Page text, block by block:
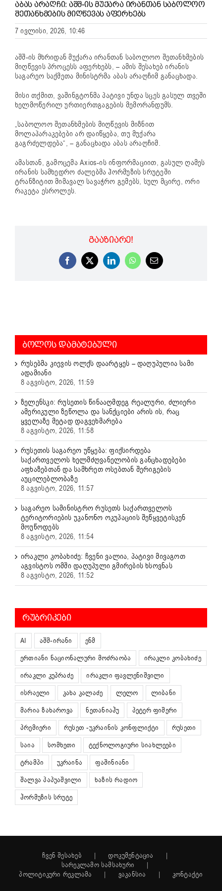
ᲐᲑᲐᲡ ᲐᲠᲐᲦᲩᲘ: ᲐᲨᲨ-ᲘᲡ ᲛᲣᲥᲐᲠᲐ ᲘᲠᲐᲜᲗᲐᲜ ᲡᲐᲑᲝᲚᲝᲝ
ᲨᲔᲗᲐᲜᲮᲛᲔᲑᲘᲡ ᲛᲘᲦᲬᲔᲕᲐᲡ ᲐᲤᲔᲠᲮᲔᲑᲡ
7 ივლისი, 2026, 10:46
აშშ-ის მხრიდან მუქარა ირანთან საბოლოო შეთანხმების
მიღწევის პროცესს აფერხებს, – ამის შესახებ ირანის
საგარეო საქმეთა მინისტრმა აბას არაღჩიმ განაცხადა.
მისი თქმით, ვაშინგტონმა პატივი უნდა სცეს გასულ თვეში
ხელმოწერილ ურთიერთგაგების მემორანდუმს.
„საბოლოო შეთანხმების მიღწევის მიზნით
მოლაპარაკებები არ დაიწყება, თუ მუქარა
გაგრძელდება“, – განაცხადა აბას არაღჩიმ.
ამასთან, გამოცემა Axios-ის ინფორმაციით, გასულ ღამეს
ირანის სამხედრო ძალებმა ჰორმუზის სრუტეში
ტრანზიტით მიმავალ სავაჭრო გემებს, სულ მცირე, ორი
რაკეტა ესროლეს.
ᲒᲐᲐᲖᲘᲐᲠᲔ!
Facebook
X LinkedInWhatsApp
Email
ᲑᲝᲚᲝᲡ ᲓᲐᲛᲐᲢᲔᲑᲣᲚᲘ
რუსებმა კიევის ოლქს დაარტყეს – დაღუპულია სამი
ადამიანი
8 აგვისტო, 2026, 11:59
ზელენსკი: რუსეთის წინააღმდეგ რეალური, ძლიერი
ამერიკული ზეწოლა და სანქციები არის ის, რაც
ყველაზე მეტად დაგვეხმარება
8 აგვისტო, 2026, 11:58
რუსეთის საგარეო უწყება: ფიქსირდება
საქართველოს ხელმძღვანელობის განცხადებები
აფხაზებთან და სამხრეთ ოსებთან შერიგების
აუცილებლობაზე
8 აგვისტო, 2026, 11:57
საგარეო სამინისტრო რუსეთს საქართველოს
ტერიტორიების უკანონო ოკუპაციის შეწყვეტისკენ
მოუწოდებს
8 აგვისტო, 2026, 11:54
ირაკლი კობახიძე: ჩვენი ვალია, პატივი მივაგოთ
აგვისტოს ომში დაღუპული გმირების ხსოვნას
8 აგვისტო, 2026, 11:52
ᲠᲣᲑᲠᲘᲙᲔᲑᲘ
AI აშშ-ირანი
ენმ
ერთიანი ნაციონალური მოძრაობა
ირაკლი კობახიძე
ირაკლი კუპრაძე
ირაკლი ფავლენიშვილი
ისრაელი
კახა კალაძე ლელო
ლიბანი
მარია ზახაროვა
ნეთანიაჰუ
პეტერ ფიშერი
პრემიერი
რუსეთ -უკრაინის კონფლიქტი
რუსეთი
საია
სომხეთი
ტექნოლოგიური სიახლეები
ტრამპი
უკრაინა
ფაშინიანი
შალვა პაპუაშვილი
ხაზის რადიო
ჰორმუზის სრუტე
ჩვენ შესახებ
დოკუმენტაცია
სარეკლამო სამსახური
პოლიტიკური რეკლამა
ვაკანსია კონტაქტი